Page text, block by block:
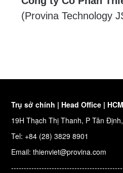
(Provina Technology
Trụ sở chính | Head Office | HCM
19H Thạch Thị Thanh, P Tân
Tel: +84 (28) 3829 8901
Email: thienviet@provina.com